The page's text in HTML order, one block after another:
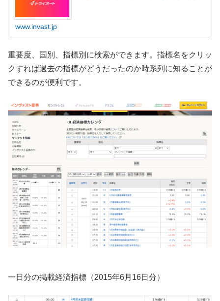
www.invast.jp
重要度、国別、指標別に検索ができます。指標名をクリッ
クすれば過去の指標がどうだったのか時系列に知ることが
できるのが便利です。
一日分の掲載経済指標（2015年6月16日分）